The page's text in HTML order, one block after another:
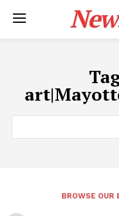
BROWSE OUR